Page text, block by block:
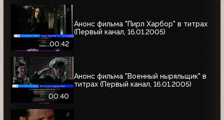
00:42
Анонс фильма "Пирл Харбор" в титрах
(Первый канал, 16.01.2005)
00:40
Анонс фильма "Военный ныряльщик" в
титрах (Первый канал, 16.01.2005)